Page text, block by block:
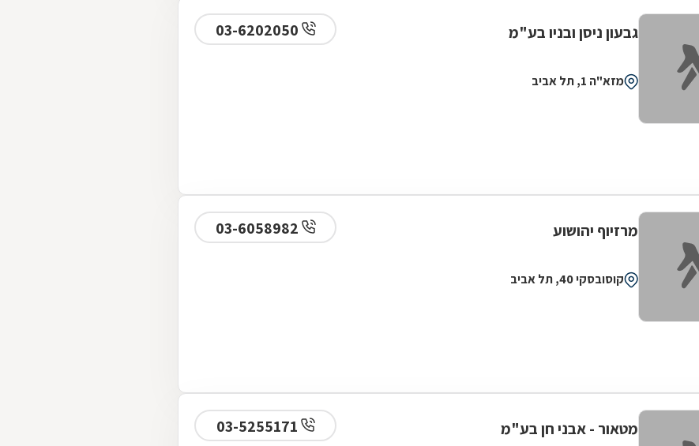
גבעון ניסן ובניו בע"מ
מזא"ה 1, תל אביב
מרזיוף יהושוע
קוסובסקי 40, תל אביב
מטאור - אבני חן בע"מ